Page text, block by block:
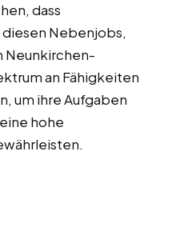
dass
Nebenjobs,
Neunkirchen-
an Fähigkeiten
um ihre Aufgaben
hohe